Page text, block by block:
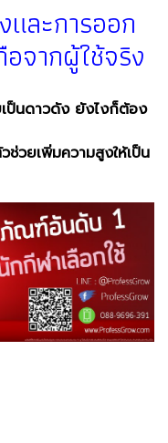
ละการออก
จากผู้ใช้จริง
ป็นดาวดัง ยังไงก็ต้อง
ช่วยเพิ่มความสูงให้เป็น